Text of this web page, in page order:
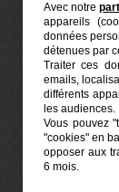
Euphonia
Locaux
41, rue
Avec notre
appareils
données
détenues par
Traiter ces
emails,
différents
les audiences.
Vous pouvez
"cookies" en
opposer aux
6 mois.